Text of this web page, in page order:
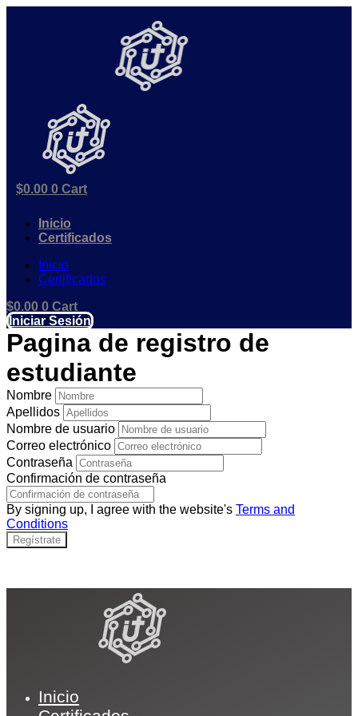
$0.00 0 Cart
Inicio
Certificados
Inicio
Certificados
$0.00 0 Cart
Iniciar Sesión
Pagina de registro de
estudiante
Nombre
Apellidos
Nombre de usuario
Correo electrónico
Contraseña
Confirmación de contraseña
By signing up, I agree with the website's Terms and
Conditions
Regístrate
Inicio